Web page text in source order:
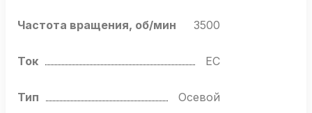
Частота вращения, об/мин 3500
Ток EC
Тип Осевой